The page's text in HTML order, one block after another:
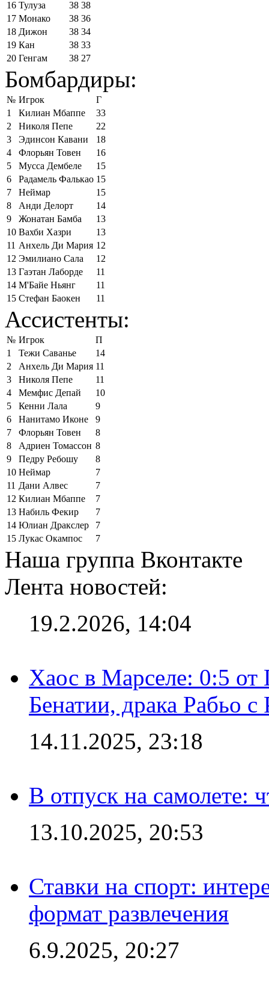
16 Тулуза 38 38
17 Монако 38 36
18 Дижон 38 34
19 Кан 38 33
20 Генгам 38 27
Бомбардиры:
№ Игрок
Г
1
Килиан Мбаппе
33
2
Николя Пепе
22
3
Эдинсон Кавани
18
4
Флорьян Товен
16
5
Мусса Дембеле
15
6
Радамель Фалькао 15
7
Неймар
15
8
Анди Делорт
14
9
Жонатан Бамба
13
10 Вахби Хазри
13
11 Анхель Ди Мария 12
12 Эмилиано Сала
12
13 Гаэтан Лаборде
11
14 М'Байе Ньянг
11
15 Стефан Баокен 11
Ассистенты:
№ Игрок
П
1
Тежи Саванье
14
2
Анхель Ди Мария 11
3
Николя Пепе
11
4
Мемфис Депай
10
5
Кенни Лала
9
6
Нанитамо Иконе
9
7
Флорьян Товен
8
8
Адриен Томассон 8
9
Педру Ребошу
8
10 Неймар
7
11 Дани Алвес
7
12 Килиан Мбаппе
7
13 Набиль Фекир
7
14 Юлиан Дракслер
7
15 Лукас Окампос 7
Наша группа Вконтакте
Лента новостей:
19.2.2026, 14:04
Хаос в Марселе: 0:5
Бенатии, драка Рабьо с
14.11.2025, 23:18
В отпуск на самолете:
13.10.2025, 20:53
Ставки на спорт:
формат развлечения
6.9.2025, 20:27